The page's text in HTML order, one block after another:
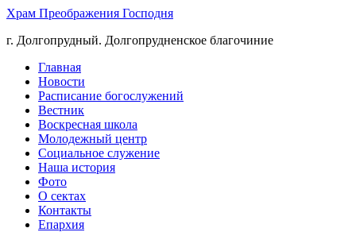
Храм Преображения Господня
г. Долгопрудный. Долгопрудненское благочиние
Главная
Новости
Расписание богослужений
Вестник
Воскресная школа
Молодежный центр
Социальное служение
Наша история
Фото
О сектах
Контакты
Епархия